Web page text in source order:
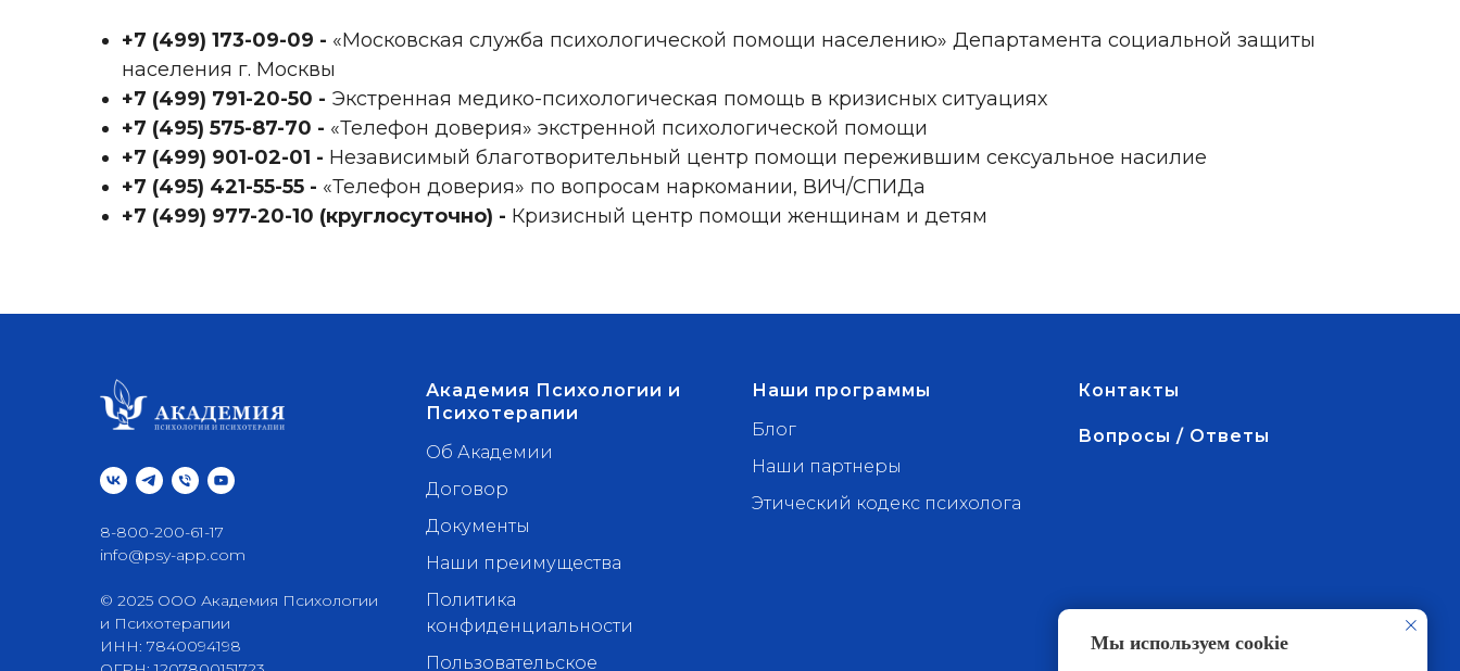
Мы используем cookie
+7 (499) 173-09-09‬ - «Московская служба психологической помощи населению» Департамента социальной защиты
населения г. Москвы
+7 (499) 791-20-50‬ - Экстренная медико-психологическая помощь в кризисных ситуациях
+7 (495) 575-87-70‬ - «Телефон доверия» экстренной психологической помощи
+7 (499) 901-02-01‬ - Независимый благотворительный центр помощи пережившим сексуальное насилие
+7 (495) 421-55-55‬ - «Телефон доверия» по вопросам наркомании, ВИЧ/СПИДа
+7 (499) 977-20-10 (круглосуточно) - Кризисный центр помощи женщинам и детям
8-800-200-61-17
info@psy-app.com
© 2025 ООО Академия Психологии
и Психотерапии
ИНН: 7840094198
Академия Психологии и
Психотерапии
Об Академии
Договор
Документы
Наши преимущества
Политика
конфиденциальности
Пользовательское
Наши программы
Блог
Наши партнеры
Этический кодекс психолога
Контакты
Вопросы / Ответы